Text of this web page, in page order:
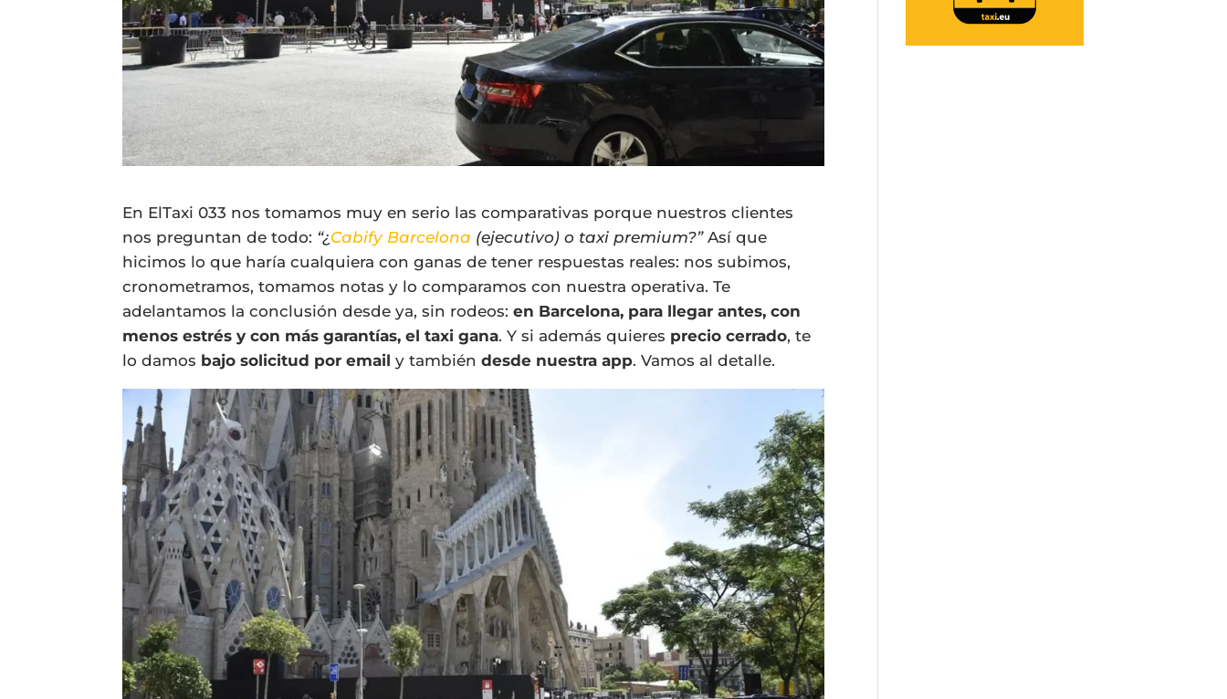
En ElTaxi 033 nos tomamos muy en serio las comparativas porque nuestros clientes
nos preguntan de todo: “¿Cabify Barcelona (ejecutivo) o taxi premium?”Así que
hicimos lo que haría cualquiera con ganas de tener respuestas reales: nos subimos,
cronometramos, tomamos notas y lo comparamos con nuestra operativa. Te
adelantamos la conclusión desde ya, sin rodeos:en Barcelona, para llegar antes, con
menos estrés y con más garantías, el taxi gana. Y si además quieres precio cerrado, te
lo damos bajo solicitud por email y tambiéndesde nuestra app. Vamos al detalle.